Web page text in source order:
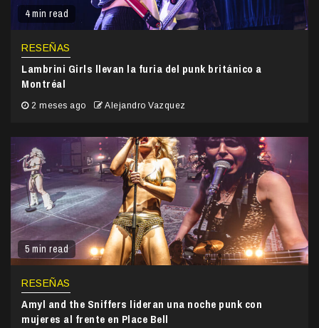
4 min read
RESEÑAS
Lambrini Girls llevan la furia del punk británico a
Montréal
2 meses ago Alejandro Vazquez
5 min read
RESEÑAS
Amyl and the Sniffers lideran una noche punk con
mujeres al frente en Place Bell